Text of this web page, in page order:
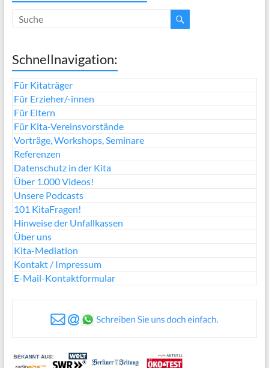
Schnellnavigation:
Für Kitaträger
Für Erzieher/-innen
Für Eltern
Für Kita-Vereinsvorstände
Vorträge, Workshops, Seminare
Referenzen
Datenschutz in der Kita
Über 1.000 Videos!
Unsere Podcasts
101 KitaFragen!
Hinweise der Unfallkassen
Über uns
Kita-Mediation
Kontakt / Impressum
E-Mail-Kontaktformular